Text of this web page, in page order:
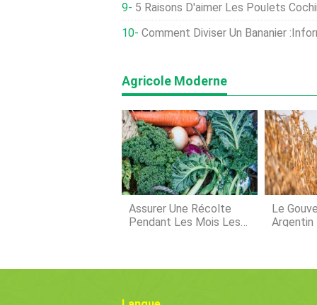
5 Raisons D'aimer Les Poulets
Comment Diviser Un Bananier :informations
Agricole Moderne
Assurer Une Récolte
Pendant Les Mois Les
Le
Argentin